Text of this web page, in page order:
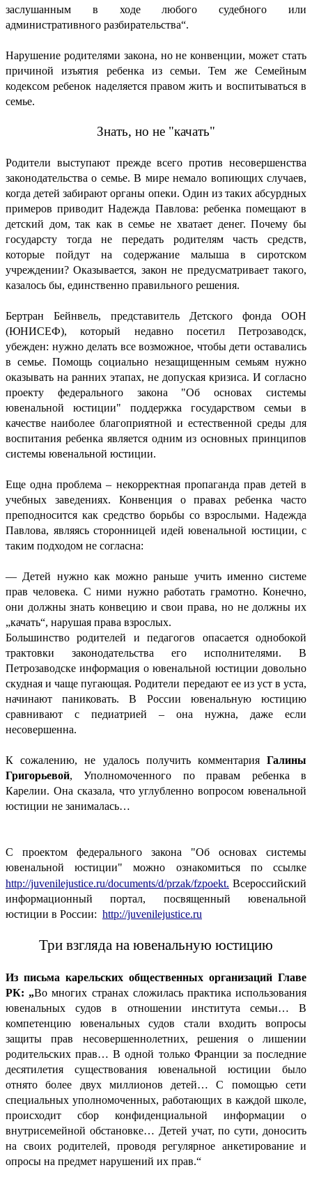
заслушанным в ходе любого судебного или
административного разбирательства“.
Нарушение родителями закона, но не конвенции, может стать
причиной изъятия ребенка из семьи. Тем же Семейным
кодексом ребенок наделяется правом жить и воспитываться в
семье.
Знать, но не "качать"
Родители выступают прежде всего против несовершенства
законодательства о семье. В мире немало вопиющих случаев,
когда детей забирают органы опеки. Один из таких абсурдных
примеров приводит Надежда Павлова: ребенка помещают в
детский дом, так как в семье не хватает денег. Почему бы
государсту тогда не передать родителям часть средств,
которые пойдут на содержание малыша в сиротском
учреждении? Оказывается, закон не предусматривает такого,
казалось бы, единственно правильного решения.
Бертран Бейнвель, представитель Детского фонда ООН
(ЮНИСЕФ), который недавно посетил Петрозаводск,
убежден: нужно делать все возможное, чтобы дети оставались
в семье. Помощь социально незащищенным семьям нужно
оказывать на ранних этапах, не допуская кризиса. И согласно
проекту федерального закона "Об основах системы
ювенальной юстиции" поддержка государством семьи в
качестве наиболее благоприятной и естественной среды для
воспитания ребенка является одним из основных принципов
системы ювенальной юстиции.
Еще одна проблема – некорректная пропаганда прав детей в
учебных заведениях. Конвенция о правах ребенка часто
преподносится как средство борьбы со взрослыми. Надежда
Павлова, являясь сторонницей идей ювенальной юстиции, с
таким подходом не согласна:
— Детей нужно как можно раньше учить именно системе
прав человека. С ними нужно работать грамотно. Конечно,
они должны знать конвецию и свои права, но не должны их
„качать“, нарушая права взрослых.
Большинство родителей и педагогов опасается однобокой
трактовки законодательства его исполнителями. В
Петрозаводске информация о ювенальной юстиции довольно
скудная и чаще пугающая. Родители передают ее из уст в уста,
начинают паниковать. В России ювенальную юстицию
сравнивают с педиатрией – она нужна, даже если
несовершенна.
К сожалению, не удалось получить комментария Галины
Григорьевой, Уполномоченного по правам ребенка в
Карелии. Она сказала, что углубленно вопросом ювенальной
юстиции не занималась…
С проектом федерального закона "Об основах системы
ювенальной юстиции" можно ознакомиться по ссылке
http://juvenilejustice.ru/documents/d/przak/fzpoekt. Всероссийский
информационный портал, посвященный ювенальной
юстиции в России: http://juvenilejustice.ru
Три взгляда на ювенальную юстицию
Из письма карельских общественных организаций Главе
РК: „Во многих странах сложилась практика использования
ювенальных судов в отношении института семьи… В
компетенцию ювенальных судов стали входить вопросы
защиты прав несовершеннолетних, решения о лишении
родительских прав… В одной только Франции за последние
десятилетия существования ювенальной юстиции было
отнято более двух миллионов детей… С помощью сети
специальных уполномоченных, работающих в каждой школе,
происходит сбор конфиденциальной информации о
внутрисемейной обстановке… Детей учат, по сути, доносить
на своих родителей, проводя регулярное анкетирование и
опросы на предмет нарушений их прав.“